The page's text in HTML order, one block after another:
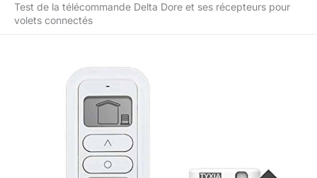
Test de la télécommande Delta Dore et ses récepteurs pour
volets connectés